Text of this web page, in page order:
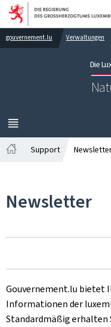
Zur
gouvernement.lu Verwaltungen
Die
MENÜ
HAUPT-
Support
Newsletter
Gouvernement.lu bietet
Informationen der
Standardmäßig erhalten